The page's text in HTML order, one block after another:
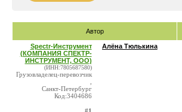
Автор
Spectr-Инструмент
(КОМПАНИЯ СПЕКТР-
ИНСТРУМЕНТ, ООО)
(ИНН:7805687580)
Грузовладелец-перевозчик
Санкт-Петербург
Код:3404686
Алёна Тюлькина